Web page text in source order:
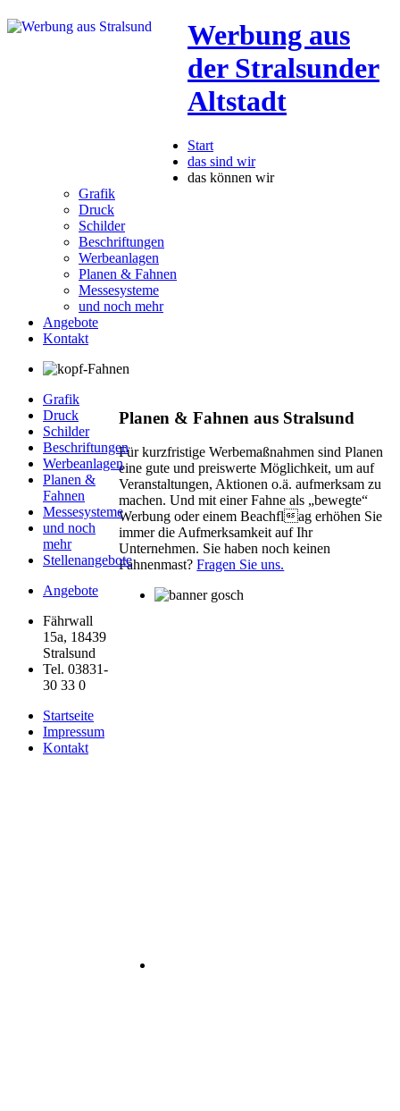
Werbung aus
der Stralsunder
Altstadt
Start
das sind wir
das können wir
Grafik
Druck
Schilder
Beschriftungen
Werbeanlagen
Planen & Fahnen
Messesysteme
und noch mehr
Angebote
Kontakt
Planen & Fahnen aus Stralsund
Für kurzfristige Werbemaßnahmen sind Planen
eine gute und preiswerte Möglichkeit, um auf
Veranstaltungen, Aktionen o.ä. aufmerksam zu
machen. Und mit einer Fahne als „bewegte“
Werbung oder einem Beachflag erhöhen Sie
immer die Aufmerksamkeit auf Ihr
Unternehmen. Sie haben noch keinen
Fahnenmast?Fragen Sie uns.
Grafik
Druck
Schilder
Beschriftungen
Werbeanlagen
Planen &
Fahnen
Messesysteme
und noch
mehr
Stellenangebote
Angebote
Fährwall
15a, 18439
Stralsund
Tel. 03831-
30 33 0
Startseite
Impressum
Kontakt